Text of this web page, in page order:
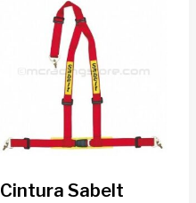
Cintura Sabelt